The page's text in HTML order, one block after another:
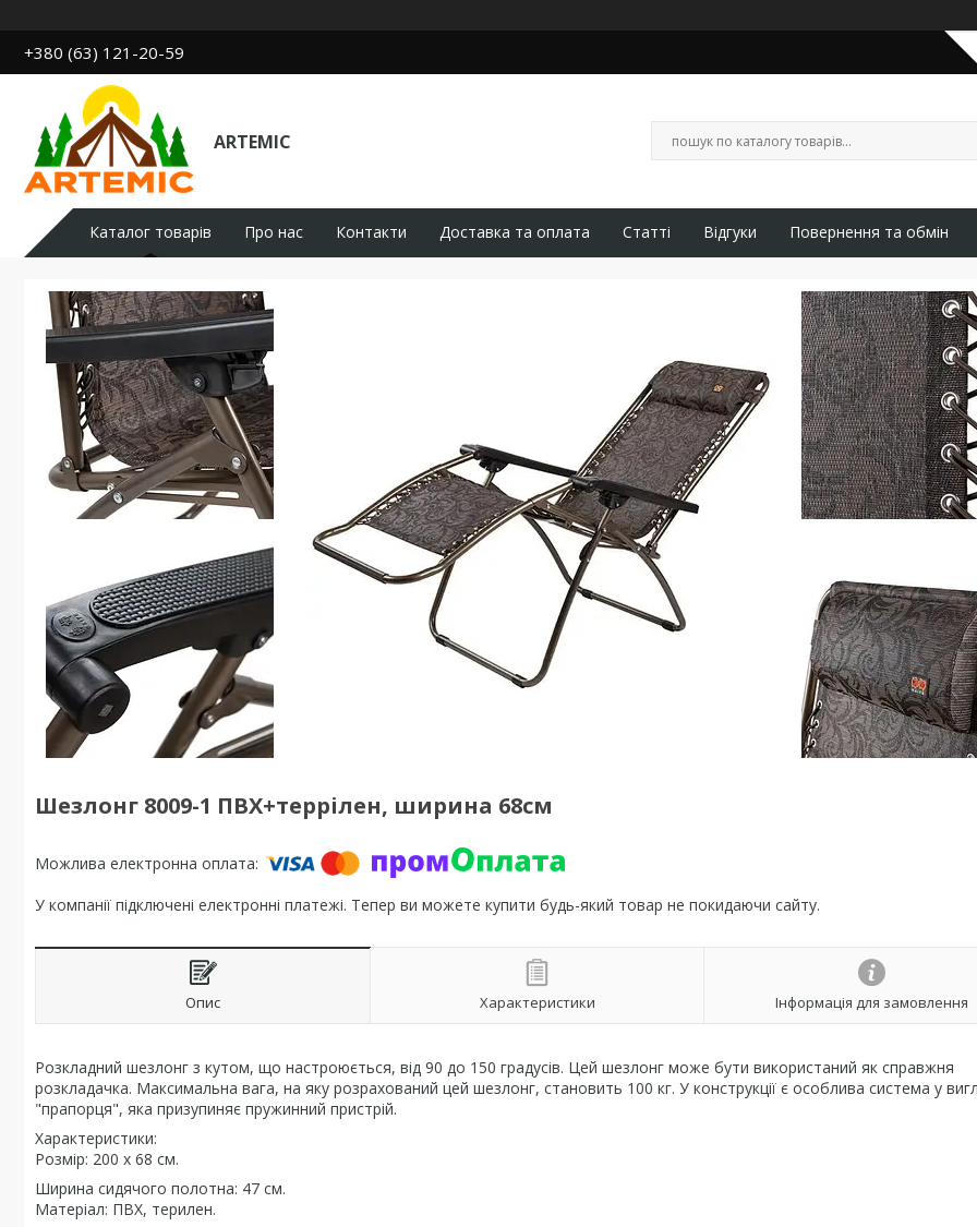
+380 (63) 121-20-59
ARTEMIC
Каталог товарів Про нас Контакти Доставка та оплата Статті Відгуки Повернення та обмін
Шезлонг 8009-1 ПВХ+террілен, ширина 68см
У компанії підключені електронні платежі. Тепер ви можете купити будь-який товар не покидаючи сайту.
Опис Характеристики Інформація для замовлення
Розкладний шезлонг з кутом, що настроюється, від 90 до 150 градусів. Цей шезлонг може бути використаний як справжня
розкладачка. Максимальна вага, на яку розрахований цей шезлонг, становить 100 кг. У конструкції є особлива система у
"прапорця", яка призупиняє пружинний пристрій.
Характеристики:
Розмір: 200 х 68 см.
Ширина сидячого полотна: 47 см.
Матеріал: ПВХ, терилен.